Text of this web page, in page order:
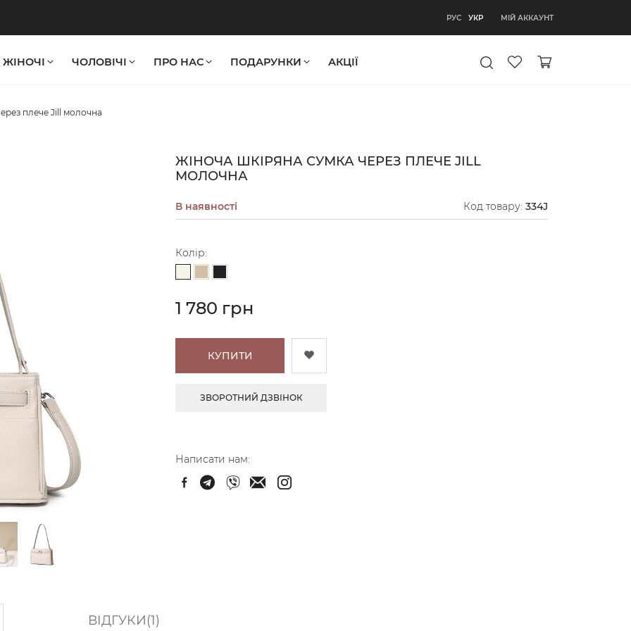
РУС УКР МІЙ АККАУНТ
ЖІНОЧІ ЧОЛОВІЧІ АКЦІЇ
ПРО НАС ПОДАРУНКИ
плече Jill молочна
ЖІНОЧА ШКІРЯНА СУМКА ЧЕРЕЗ ПЛЕЧЕ JILL
МОЛОЧНА
В наявності Код товару: 334J
Колір:
1 780 грн
КУПИТИ
ЗВОРОТНИЙ ДЗВІНОК
Написати нам:
ВІДГУКИ(1)